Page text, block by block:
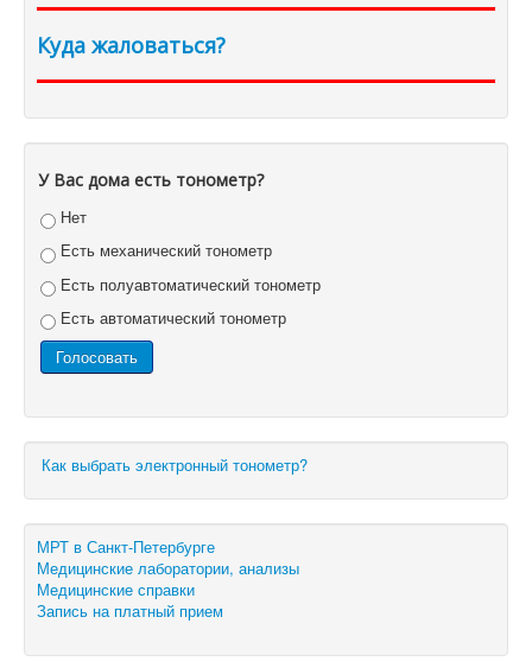
Куда жаловаться?
У Вас дома есть тонометр?
Нет
Есть механический тонометр
Есть полуавтоматический тонометр
Есть автоматический тонометр
Как выбрать электронный тонометр?
МРТ в Санкт-Петербурге
Медицинские лаборатории, анализы
Медицинские справки
Запись на платный прием